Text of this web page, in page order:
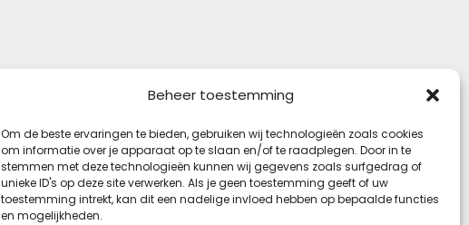
Beheer toestemming
Om de beste ervaringen te bieden, gebruiken wij technologieën zoals cookies
om informatie over je apparaat op te slaan en/of te raadplegen. Door in te
stemmen met deze technologieën kunnen wij gegevens zoals surfgedrag of
unieke ID's op deze site verwerken. Als je geen toestemming geeft of uw
toestemming intrekt, kan dit een nadelige invloed hebben op bepaalde functies
en mogelijkheden.